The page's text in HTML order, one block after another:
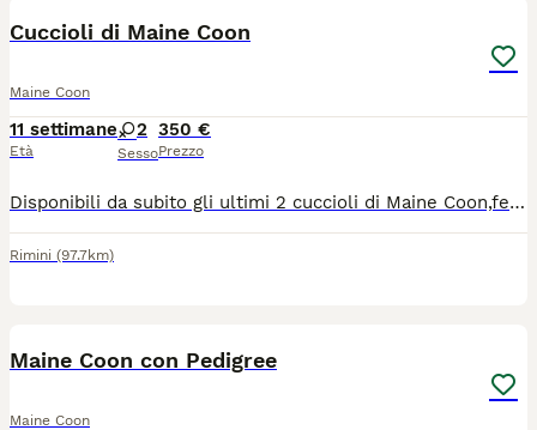
Cuccioli di Maine Coon
Maine Coon
11 settimane
Età
2
Sesso
350 €
Prezzo
Disponibili da subito gli ultimi 2 cuccioli di Maine Coon,femmine di 2 mesi già compiuti,nate ed allevate in famiglia con tanto amore e dedizione, ottimo carattere, estremamente affettuose,abituate all' uso della lettiera e il tiragraffi,visitate dal veterinario con doppia sverminazione e profiassi antiparassitaria esterna.per maggiori informazioni contattatemi tramite WhatsApp al 3889944741
Rimini (97.7km)
Maine Coon con Pedigree
Maine Coon